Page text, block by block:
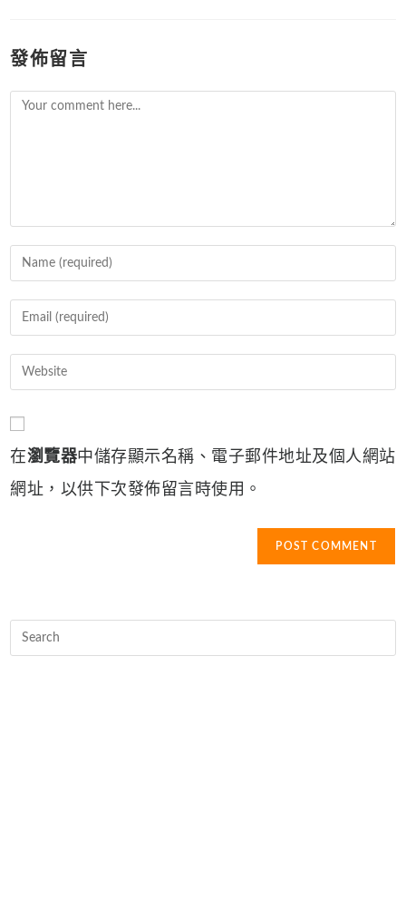
發佈留言
Comment
Enter
your
or
username
Enter
your
address
Enter
your
website
(optional)
在瀏覽器中儲存顯示名稱、電子郵件地址及個人網站
網址，以供下次發佈留言時使用。